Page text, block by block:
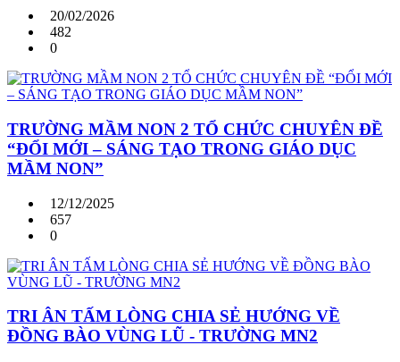
20/02/2026
482
0
TRƯỜNG MẦM NON 2 TỔ CHỨC CHUYÊN ĐỀ
“ĐỔI MỚI – SÁNG TẠO TRONG GIÁO DỤC
MẦM NON”
12/12/2025
657
0
TRI ÂN TẤM LÒNG CHIA SẺ HƯỚNG VỀ
ĐỒNG BÀO VÙNG LŨ - TRƯỜNG MN2